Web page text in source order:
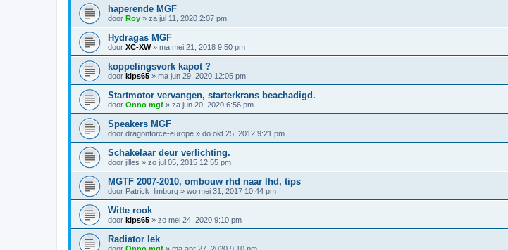
haperende MGF
door Roy » za jul 11, 2020 2:07 pm
Hydragas MGF
door XC-XW» ma mei 21, 2018 9:50 pm
koppelingsvork kapot ?
door kips65 » ma jun 29, 2020 12:05 pm
Startmotor vervangen, starterkrans beachadigd.
door Onno mgf » za jun 20, 2020 6:56 pm
Speakers MGF
door dragonforce-europe » do okt 25, 2012 9:21 pm
Schakelaar deur verlichting.
door jilles » zo jul 05, 2015 12:55 pm
MGTF 2007-2010, ombouw rhd naar lhd, tips
door Patrick_limburg » wo mei 31, 2017 10:44 pm
Witte rook
door kips65 » zo mei 24, 2020 9:10 pm
Radiator lek